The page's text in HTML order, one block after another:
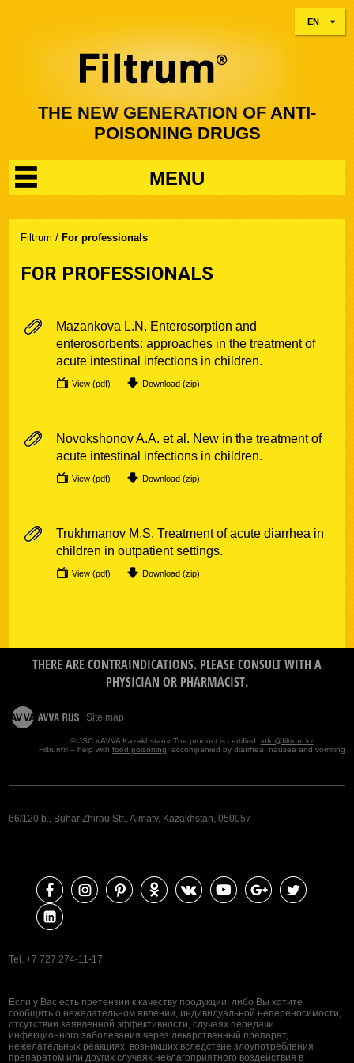
EN
THE NEW GENERATION OF ANTI-
POISONING DRUGS
MENU
Filtrum / For professionals
FOR PROFESSIONALS
Mazankova L.N. Enterosorption and
enterosorbents: approaches in the treatment of
acute intestinal infections in children.
View (pdf) Download (zip)
Novokshonov A.A. et al. New in the treatment of
acute intestinal infections in children.
View (pdf) Download (zip)
Trukhmanov M.S. Treatment of acute diarrhea in
children in outpatient settings.
View (pdf) Download (zip)
THERE ARE CONTRAINDICATIONS. PLEASE CONSULT WITH A
PHYSICIAN OR PHARMACIST.
Site map
© JSC «AVVA Kazakhstan» The product is certified. info@filtrum.kz
Filtrum® – help with food poisoning , accompanied by diarrhea, nausea and vomiting
66/120 b., Buhar Zhirau Str., Almaty, Kazakhstan, 050057
Теl. +7 727 274‑11-17
Если у Вас есть претензии к качеству продукции, либо Вы хотите
сообщить о нежелательном явлении, индивидуальной непереносимости,
отсутствии заявленной эффективности, случаях передачи
инфекционного заболевания через лекарственный препарат,
нежелательных реакциях, возникших вследствие злоупотребления
препаратом или других случаях неблагоприятного воздействия в